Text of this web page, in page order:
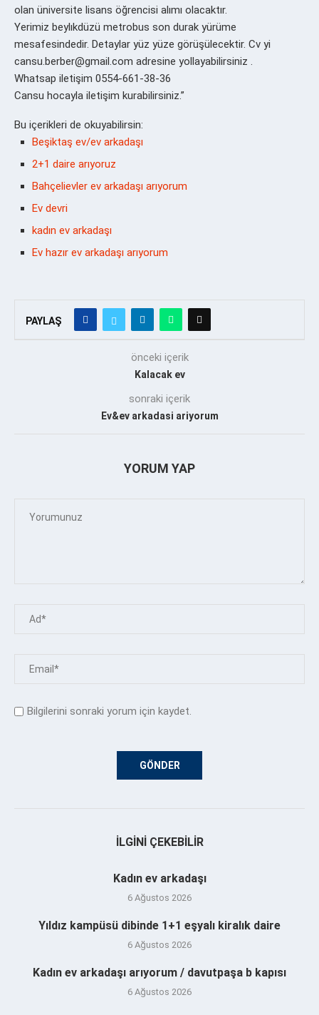
olan üniversite lisans öğrencisi alımı olacaktır.
Yerimiz beylıkdüzü metrobus son durak yürüme
mesafesindedir. Detaylar yüz yüze görüşülecektir. Cv yi
cansu.berber@gmail.com adresine yollayabilirsiniz .
Whatsap iletişim 0554-661-38-36
Cansu hocayla iletişim kurabilirsiniz.”
Bu içerikleri de okuyabilirsin:
Beşiktaş ev/ev arkadaşı
2+1 daire arıyoruz
Bahçelievler ev arkadaşı arıyorum
Ev devri
kadın ev arkadaşı
Ev hazır ev arkadaşı arıyorum
PAYLAŞ
önceki içerik
Kalacak ev
sonraki içerik
Ev&ev arkadasi ariyorum
YORUM YAP
Bilgilerini sonraki yorum için kaydet.
İLGINI ÇEKEBILIR
Kadın ev arkadaşı
6 Ağustos 2026
Yıldız kampüsü dibinde 1+1 eşyalı kiralık daire
6 Ağustos 2026
Kadın ev arkadaşı arıyorum / davutpaşa b kapısı
6 Ağustos 2026